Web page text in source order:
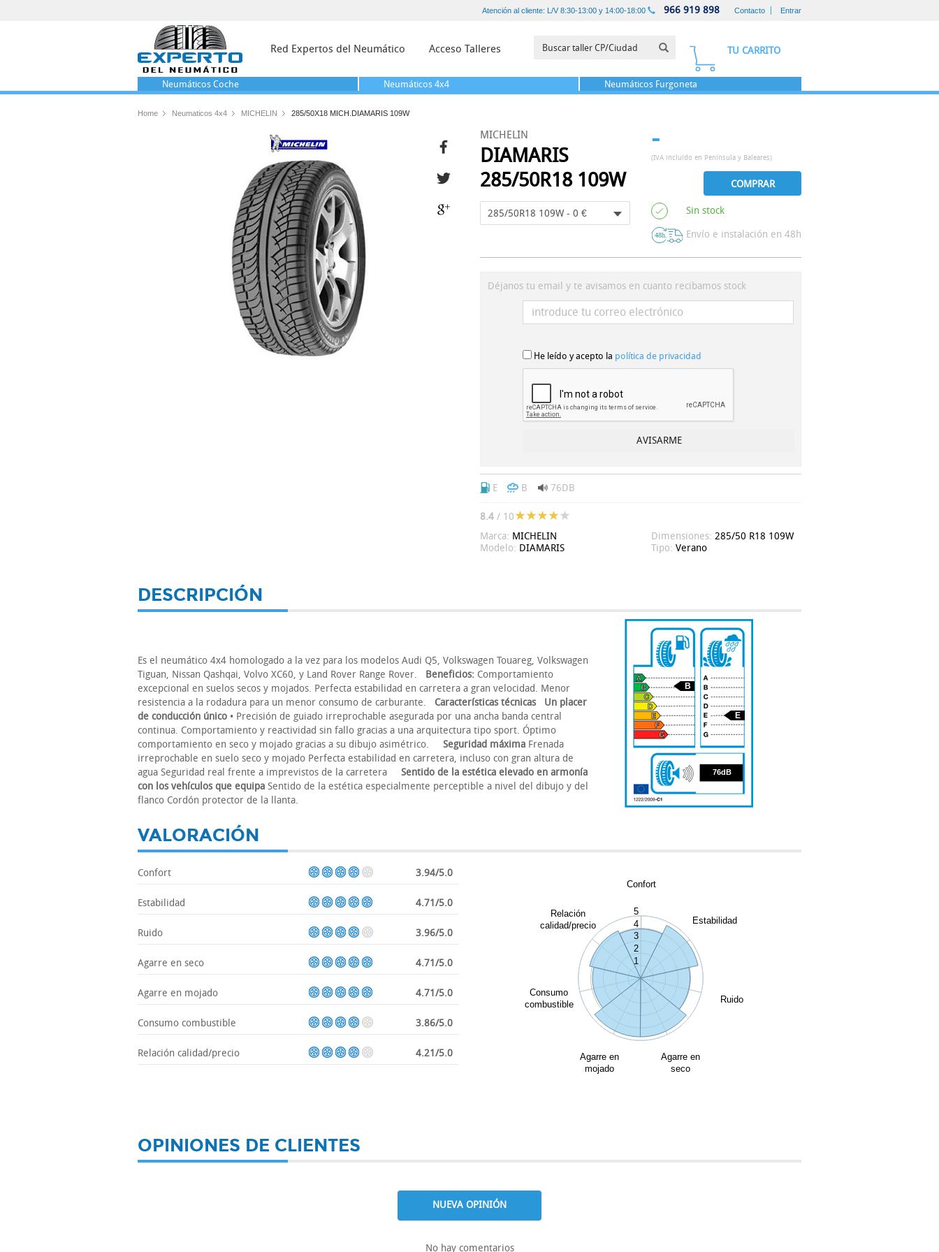
Atención al cliente: L/V 8:30-13:00 y 14:00-18:00 966 919 898 Contacto Entrar
Red Expertos del Neumático Acceso Talleres TU CARRITO
Neumáticos Coche Neumáticos 4x4 Neumáticos Furgoneta
Home Neumaticos 4x4 MICHELIN 285/50X18 MICH.DIAMARIS 109W
MICHELIN
DIAMARIS
285/50R18 109W
285/50R18 109W - 0 €
-
(IVA incluído en Península y Baleares)
COMPRAR
Sin stock
Envío e instalación en 48h
Déjanos tu email y te avisamos en cuanto recibamos stock
He leído y acepto la política de privacidad
E B 76DB
8.4 / 10
Marca: MICHELIN
Modelo: DIAMARIS
Dimensiones: 285/50 R18 109W
Tipo: Verano
DESCRIPCIÓN
Es el neumático 4x4 homologado a la vez para los modelos Audi Q5, Volkswagen Touareg, Volkswagen
Tiguan, Nissan Qashqai, Volvo XC60, y Land Rover Range Rover. Beneficios: Comportamiento
excepcional en suelos secos y mojados. Perfecta estabilidad en carretera a gran velocidad. Menor
resistencia a la rodadura para un menor consumo de carburante. Características técnicas
Un placer
de conducción único • Precisión de guiado irreprochable asegurada por una ancha banda central
continua. Comportamiento y reactividad sin fallo gracias a una arquitectura tipo sport. Óptimo
comportamiento en seco y mojado gracias a su dibujo asimétrico. Seguridad máxima Frenada
irreprochable en suelo seco y mojado Perfecta estabilidad en carretera, incluso con gran altura de
agua Seguridad real frente a imprevistos de la carretera Sentido de la estética elevado en armonía
con los vehículos que equipa Sentido de la estética especialmente perceptible a nivel del dibujo y del
flanco Cordón protector de la llanta.
76
B
E
76dB
VALORACIÓN
Confort 3.94/5.0
Estabilidad 4.71/5.0
Ruido 3.96/5.0
Agarre en seco 4.71/5.0
Agarre en mojado 4.71/5.0
Consumo combustible 3.86/5.0
Relación calidad/precio 4.21/5.0
Confort
Estabilidad
Ruido
Agarre en
seco
Agarre en
mojado
Consumo
combustible
Relación
calidad/precio
1
2
3
4
5
OPINIONES DE CLIENTES
NUEVA OPINIÓN
No hay comentarios